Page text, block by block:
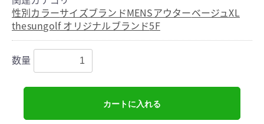
性別カラーサイズブランドMENSアウターベージュXL
thesungolf オリジナルブランド5F
数量
カートに入れる